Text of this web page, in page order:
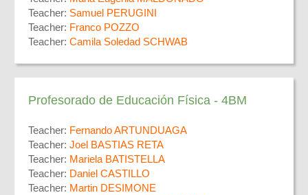
Teacher: Samuel PERUGINI
Teacher: Franco POZZO
Teacher: Camila Soledad SCHWAB
Profesorado de Educación Física - 4BM
Teacher: Fernando ARTUNDUAGA
Teacher: Joel BASTIAS RETA
Teacher: Mariela BATISTELLA
Teacher: Daniel CASTILLO
Teacher: Martin DESIMONE